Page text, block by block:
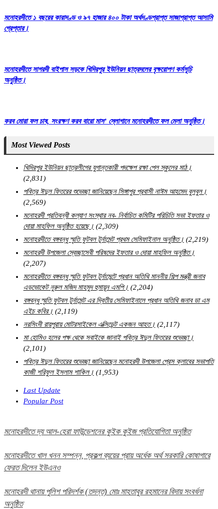
মনোহরদীতে ১ বছরের কারাদণ্ড ও ৯৭ হাজার ৪০০ টাকা অর্থদণ্ডপ্রাপ্ত সাজাপ্রাপ্ত আসামি
গ্রেপ্তার।
মনোহরদীতে সাগরদী বাইপাস সড়কে খিদিরপুর ইউনিয়ন ছাত্রদলের বৃক্ষরোপণ কর্মসূচি
অনুষ্ঠিত।
করব মোরা ফল চাষ, সংরক্ষণ করব বারো মাস’ স্লোগানে মনোহরদীতে ফল মেলা অনুষ্ঠিত।
Most Viewed Posts
খিদিরপুর ইউনিয়ন ছাত্রলীগের যুগান্তকারী পদক্ষেপ রক্ষা পেল স্কুলের মাঠ।
(2,831)
পবিত্র ঈদুল ফিতরের শুভেচ্ছা জানিয়েছেন সিঙ্গাপুর প্রবাসী নাঈম আহমেদ বুলবুল।
(2,569)
মনোহরদী প্রতিবন্ধী কল্যাণ সংস্থার নব- নির্বাচিত কমিটির পরিচিতি সভা ইফতার ও
দোয়া মাহফিল অনুষ্ঠিত হয়েছে। (2,309)
মনোহরদীতে বঙ্গবন্ধু স্মৃতি ফুটবল টুর্নামেন্ট প্রথম সেমিফাইনাল অনুষ্ঠিত। (2,219)
মনোহরদী উপজেলা স্বেচ্ছাসেবী পরিষদের ইফতার ও দোয়া মাহফিল অনুষ্ঠিত।
(2,207)
মনোহরদীতে বঙ্গবন্ধু স্মৃতি ফুটবল টুর্নামেন্টে প্রধান অতিথি মাননীয় শিল্প মন্ত্রী জনাব
এডভোকেট নুরুল মজিদ মাহমুদ হুমায়ূন এমপি। (2,204)
বঙ্গবন্ধু স্মৃতি ফুটবল টুর্নামেন্ট এর দ্বিতীয় সেমিফাইনালে প্রধান অতিথি জনাব ডা এম
এইচ কবির। (2,119)
নরসিংদী রায়পুরায় মোটরসাইকেল এক্সিডেন্ট একজন আহত। (2,117)
মা হোমিও হলের পক্ষ থেকে সবাইকে জানাই পবিত্র ঈদুল ফিতরের শুভেচ্ছা।
(2,101)
পবিত্র ঈদুল ফিতরের শুভেচ্ছা জানিয়েছেন মনোহরদী উপজেলা প্রেস ক্লাবের সভাপতি
কাজী শরিফুল ইসলাম শাকিল। (1,953)
Last Update
Popular Post
মনোহরদীতে দ্য আল-হেরা ফাউন্ডেশনের কুইক কুইজ প্রতিযোগিতা অনুষ্ঠিত
মনোহরদীতে খাল খনন সম্পন্ন, প্রকল্প ব্যয়ের প্রায় অর্ধেক অর্থ সরকারি কোষাগারে
ফেরত দিলেন ইউএনও
মনোহরদী থানায় পুলিশ পরিদর্শক (তদন্ত) মোঃ মাহতাবুর রহমানের বিদায় সংবর্ধনা
অনুষ্ঠিত